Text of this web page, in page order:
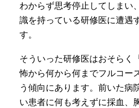
わからず思考停止してしまい
識を持っている研修医に遭遇
す。
そういった研修医はおそらく
怖から何から何までフルコー
う傾向にあります。前いた病
い患者に何も考えずに採血、